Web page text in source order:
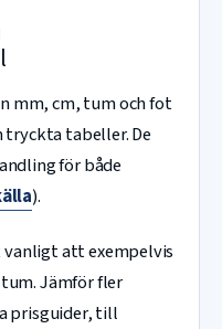
mm, cm, tum och fot
tryckta tabeller. De
för både
).
att exempelvis
Jämför fler
prisguider, till